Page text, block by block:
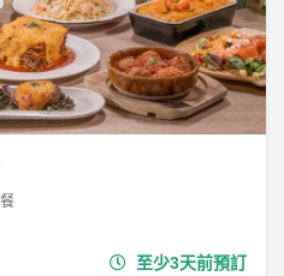
至少3天前預訂